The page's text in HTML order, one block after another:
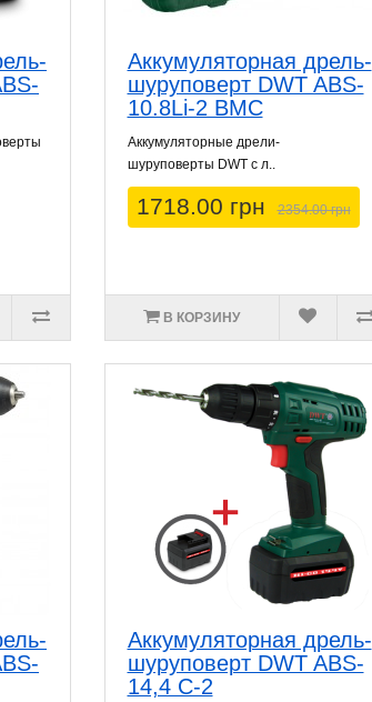
Аккумуляторная дрель-
шуруповерт DWT ABS-
10.8Li-2 BMC
Аккумуляторные дрели-
шуруповерты DWT с л..
1718.00 грн 2354.00 грн
В КОРЗИНУ
Аккумуляторная дрель-
шуруповерт DWT ABS-
14,4 C-2